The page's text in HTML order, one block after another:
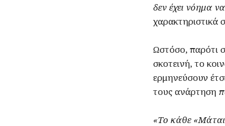
δεν έχει νόημα
χαρακτηριστικά
Ωστόσο, παρότι
σκοτεινή, το
ερμηνεύσουν
τους ανάρτηση
«Το κάθε